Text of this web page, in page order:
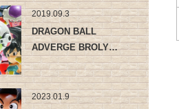
2019.09.3
DRAGON BALL
ADVERGE BROLY…
2023.01.9